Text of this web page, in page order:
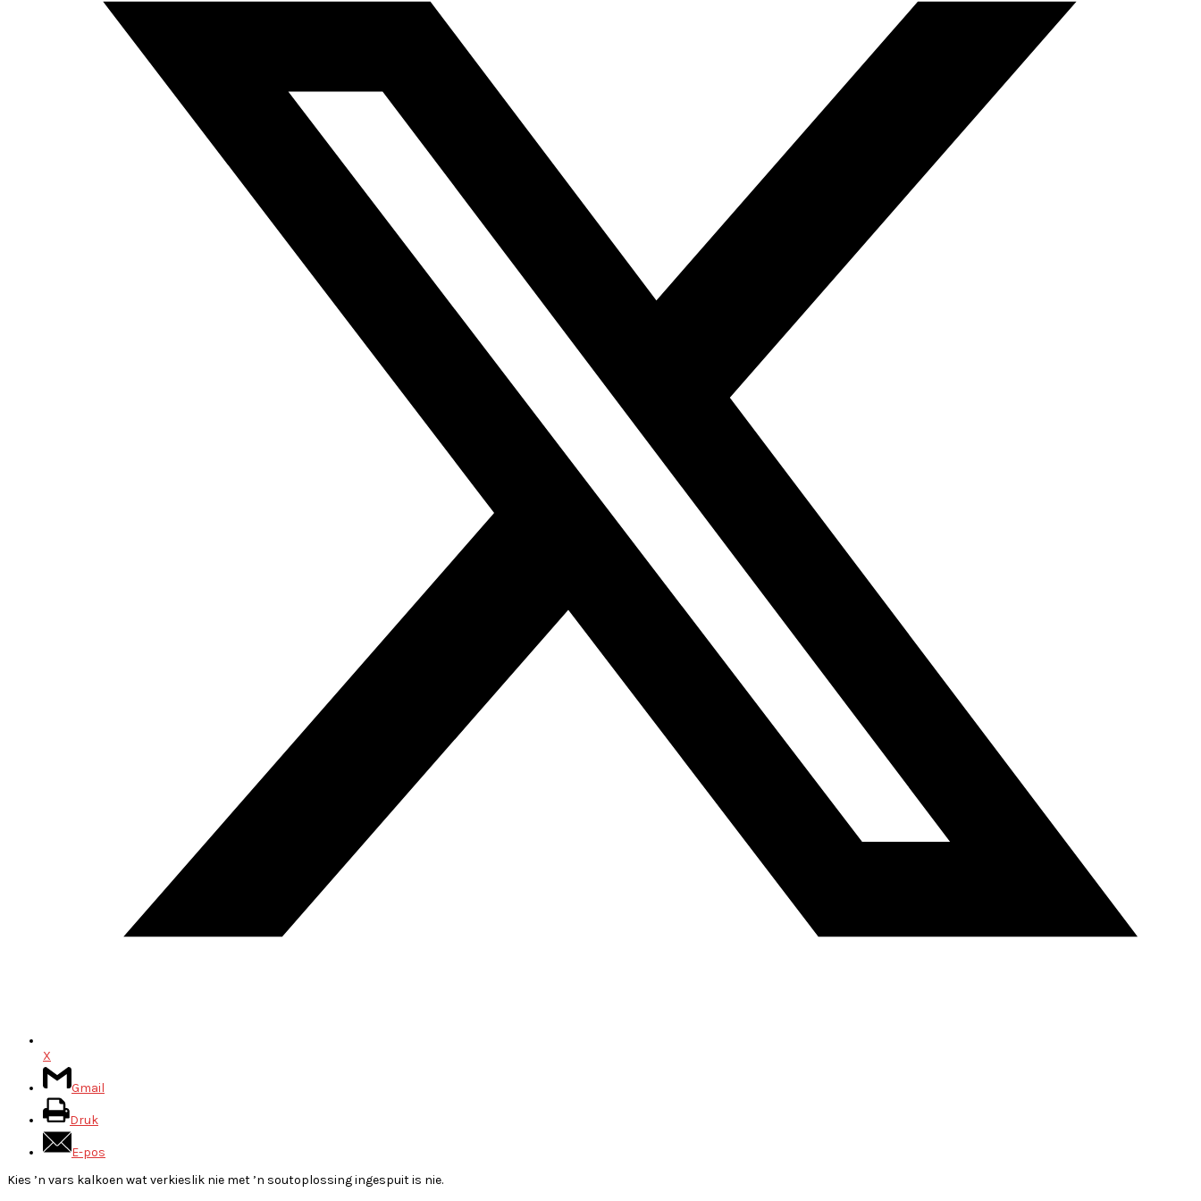
X
Gmail
Druk
E-pos
Kies ’n vars kalkoen wat verkieslik nie met ’n soutoplossing ingespuit is nie.